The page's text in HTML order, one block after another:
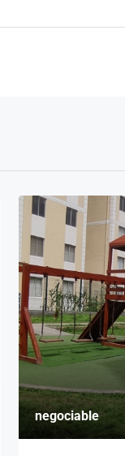
negociable